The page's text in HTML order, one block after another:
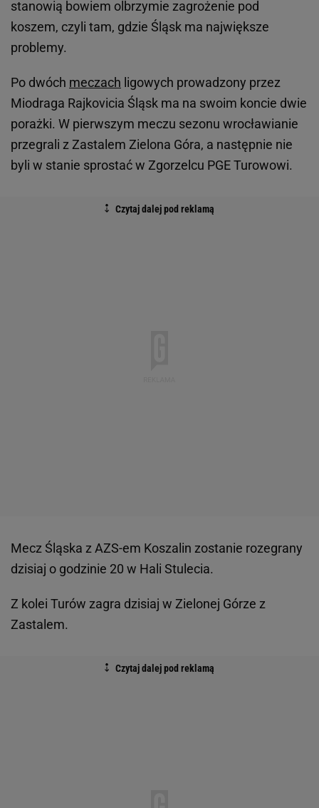
stanowią bowiem olbrzymie zagrożenie pod
koszem, czyli tam, gdzie Śląsk ma największe
problemy.
Po dwóch meczach ligowych prowadzony przez
Miodraga Rajkovicia Śląsk ma na swoim koncie dwie
porażki. W pierwszym meczu sezonu wrocławianie
przegrali z Zastalem Zielona Góra, a następnie nie
byli w stanie sprostać w Zgorzelcu PGE Turowowi.
Mecz Śląska z AZS-em Koszalin zostanie rozegrany
dzisiaj o godzinie 20 w Hali Stulecia.
Z kolei Turów zagra dzisiaj w Zielonej Górze z
Zastalem.